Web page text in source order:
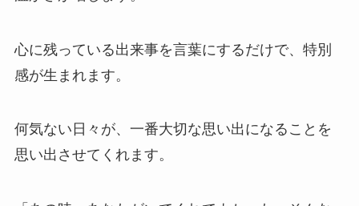
心に残っている出来事を言葉にするだけで、特別
感が生まれます。
何気ない日々が、一番大切な思い出になることを
思い出させてくれます。